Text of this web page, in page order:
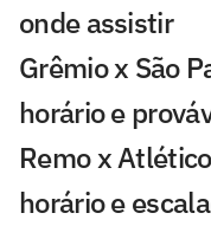
onde assistir
Grêmio x São
horário e
Remo x
horário e